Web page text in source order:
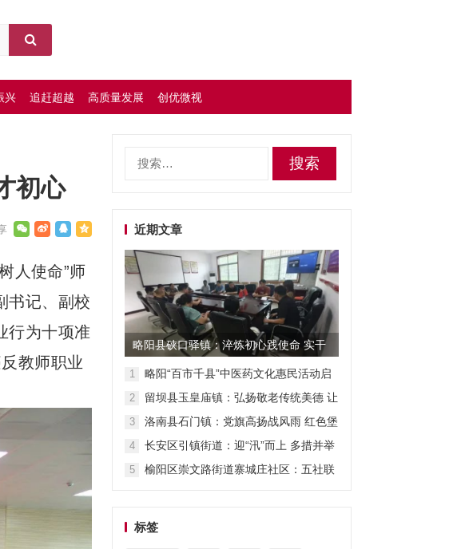
兴 追赶超越 高质量发展 创优微视
初心
人使命”师
书记、副校
行为十项准
教师职业
近期文章
略阳县硖口驿镇：淬炼初心践使命 实干
担当显作为
1
略阳“百市千县”中医药文化惠民活动启
2
留坝县玉皇庙镇：弘扬敬老传统美德 让
3
洛南县石门镇：党旗高扬战风雨 红色堡
4
长安区引镇街道：迎“汛”而上 多措并举
5
榆阳区崇文路街道寨城庄社区：五社联
标签